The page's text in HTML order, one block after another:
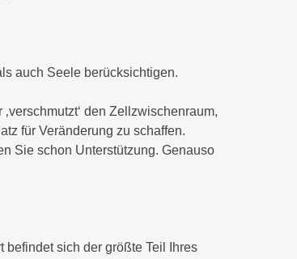
auch Seele berücksichtigen.
den Zellzwischenraum,
für Veränderung zu schaffen.
Sie schon Unterstützung. Genauso
befindet sich der größte Teil Ihres